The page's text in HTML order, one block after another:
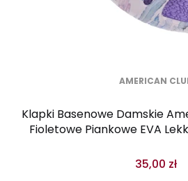
AMERICAN
Klapki Basenowe Damskie
Fioletowe Piankowe EVA
35,00 zł